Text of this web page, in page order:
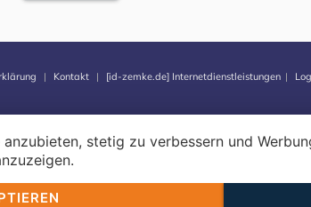
| Kontakt | [id-zemke.de] Internetdienstleistungen |
stetig zu verbessern und